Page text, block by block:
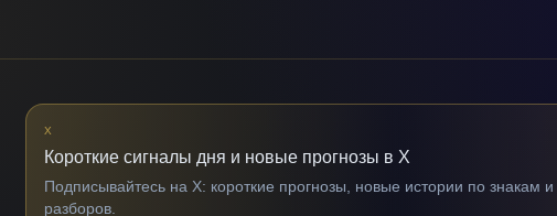
X
Короткие сигналы дня и новые прогнозы в X
Подписывайтесь на X: короткие прогнозы, новые истории по знакам
разборов.